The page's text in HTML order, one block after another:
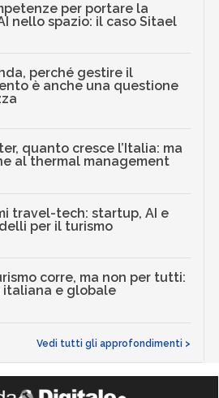
per portare la
nello spazio: il caso Sitael
perché gestire il
è anche una questione
quanto cresce l’Italia: ma
al thermal management
travel-tech: startup, AI e
per il turismo
corre, ma non per tutti:
italiana e globale
Vedi tutti gli approfondimenti >